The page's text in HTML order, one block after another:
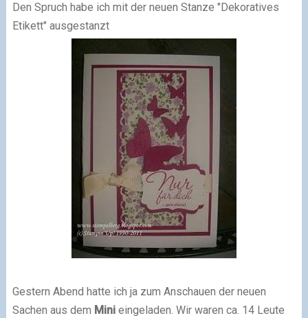
Den Spruch habe ich mit der neuen Stanze "Dekoratives
Etikett" ausgestanzt
Gestern Abend hatte ich ja zum Anschauen der neuen
Sachen aus dem Minieingeladen. Wir waren ca. 14 Leute